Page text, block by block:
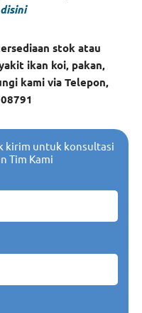
disini
stok atau
ikan koi, pakan,
kami via Telepon,
kirim untuk konsultasi
Tim Kami